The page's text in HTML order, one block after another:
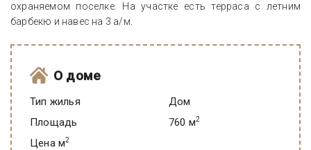
охраняемом поселке. На участке есть терраса с летним
барбекю и навес на 3 а/м.
О доме
Тип жилья
Дом
Площадь
760 м2
Цена м2